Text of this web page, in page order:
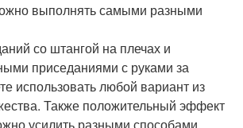
выполнять самыми разными
со штангой на плечах и
приседаниями с руками за
использовать любой вариант из
Также положительный эффект